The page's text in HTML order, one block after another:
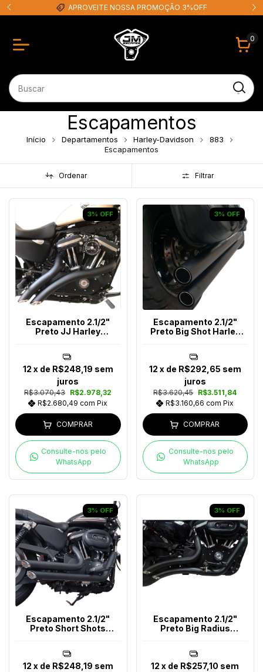
APROVEITE NOSSA PROMOÇÃO 3%OFF
0
Escapamentos
Início Departamentos Harley-Davidson
883
Escapamentos
Ordenar Filtrar
3% OFF
Escapamento 2.1/2"
Preto JJ Harley
R$3.070,43 R$2.978,32
R$2.680,49com Pix
12 x de R$248,19 sem
juros
COMPRAR
Consulte-nos pelo
WhatsApp
3% OFF
Escapamento 2.1/2"
Preto Big Shot Harley
R$3.620,45 R$3.511,84
R$3.160,66com Pix
12 x de R$292,65 sem
juros
COMPRAR
Consulte-nos pelo
WhatsApp
3% OFF
Escapamento 2.1/2"
Preto Short Shots
12 x de R$248,19 sem
3% OFF
Escapamento 2.1/2"
Preto Big Radius
12 x de R$257,10 sem